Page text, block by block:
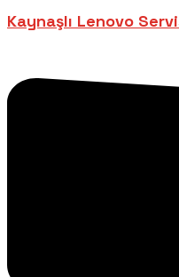
Kaynaşlı Lenovo